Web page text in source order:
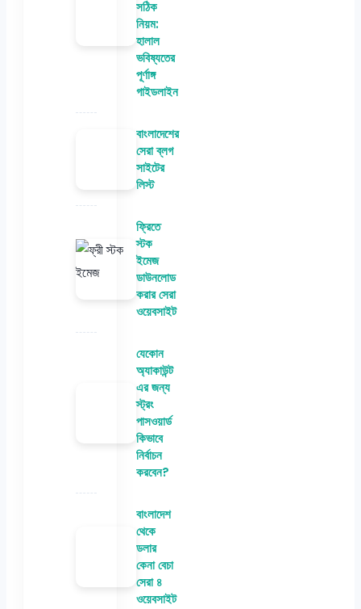
সঠিক
নিয়ম:
হালাল
ভবিষ্যতের
পূর্ণাঙ্গ
গাইডলাইন
বাংলাদেশের
সেরা ব্লগ
সাইটের
লিস্ট
ফ্রিতে
স্টক
ইমেজ
ডাউনলোড
করার সেরা
ওয়েবসাইট
যেকোন
অ্যাকাউন্ট
এর জন্য
স্ট্রং
পাসওয়ার্ড
কিভাবে
নির্বাচন
করবেন?
বাংলাদেশ
থেকে
ডলার
কেনা বেচা
সেরা ৪
ওয়েবসাইট